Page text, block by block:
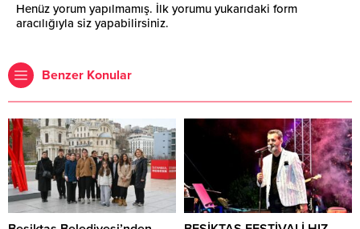
Henüz yorum yapılmamış. İlk yorumu yukarıdaki form
aracılığıyla siz yapabilirsiniz.
Benzer Konular